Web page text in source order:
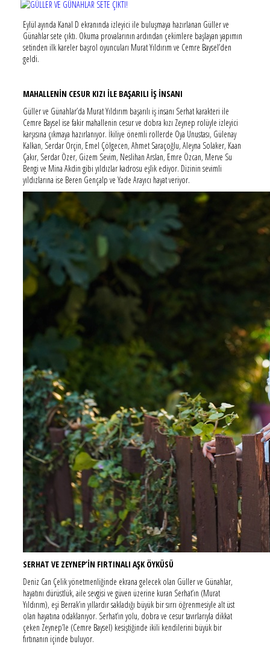
Eylül ayında Kanal D ekranında izleyici ile buluşmaya hazırlanan Güller ve
Günahlar sete çıktı. Okuma provalarının ardından çekimlere başlayan yapımın
setinden ilk kareler başrol oyuncuları Murat Yıldırım ve Cemre Baysel’den
geldi.
MAHALLENİN CESUR KIZI İLE BAŞARILI İŞ İNSANI
Güller ve Günahlar’da Murat Yıldırım başarılı iş insanı Serhat karakteri ile
Cemre Baysel ise fakir mahallenin cesur ve dobra kızı Zeynep rolüyle izleyici
karşısına çıkmaya hazırlanıyor. İkiliye önemli rollerde Oya Unustası, Gülenay
Kalkan, Serdar Orçin, Emel Çölgecen, Ahmet Saraçoğlu, Aleyna Solaker, Kaan
Çakır, Serdar Özer, Gizem Sevim, Neslihan Arslan, Emre Özcan, Merve Su
Bengi ve Mina Akdin gibi yıldızlar kadrosu eşlik ediyor. Dizinin sevimli
yıldızlarına ise Beren Gençalp ve Yade Arayıcı hayat veriyor.
SERHAT VE ZEYNEP’İN FIRTINALI AŞK ÖYKÜSÜ
Deniz Can Çelik yönetmenliğinde ekrana gelecek olan Güller ve Günahlar,
hayatını dürüstlük, aile sevgisi ve güven üzerine kuran Serhat’ın (Murat
Yıldırım), eşi Berrak’ın yıllardır sakladığı büyük bir sırrı öğrenmesiyle alt üst
olan hayatına odaklanıyor. Serhat’ın yolu, dobra ve cesur tavırlarıyla dikkat
çeken Zeynep’le (Cemre Baysel) kesiştiğinde ikili kendilerini büyük bir
fırtınanın içinde buluyor.